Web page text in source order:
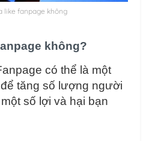
like fanpage không
không?
có thể là một
tăng số lượng người
số lợi và hại bạn